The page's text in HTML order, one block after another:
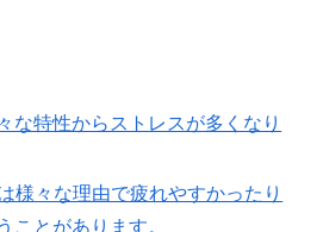
な特性からストレスが多くなり
様々な理由で疲れやすかったり
ことがあります。